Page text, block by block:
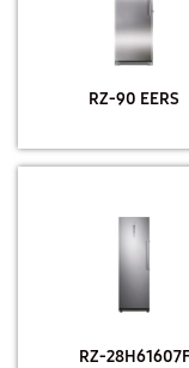
RZ-90 EERS
RZ-28H61607F